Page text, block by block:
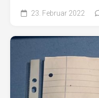
23. Februar 2022